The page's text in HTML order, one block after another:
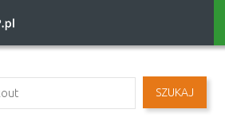
SZUKAJ